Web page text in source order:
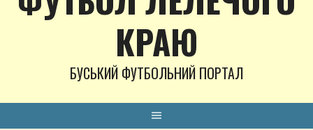
КРАЮ
БУСЬКИЙ ФУТБОЛЬНИЙ ПОРТАЛ